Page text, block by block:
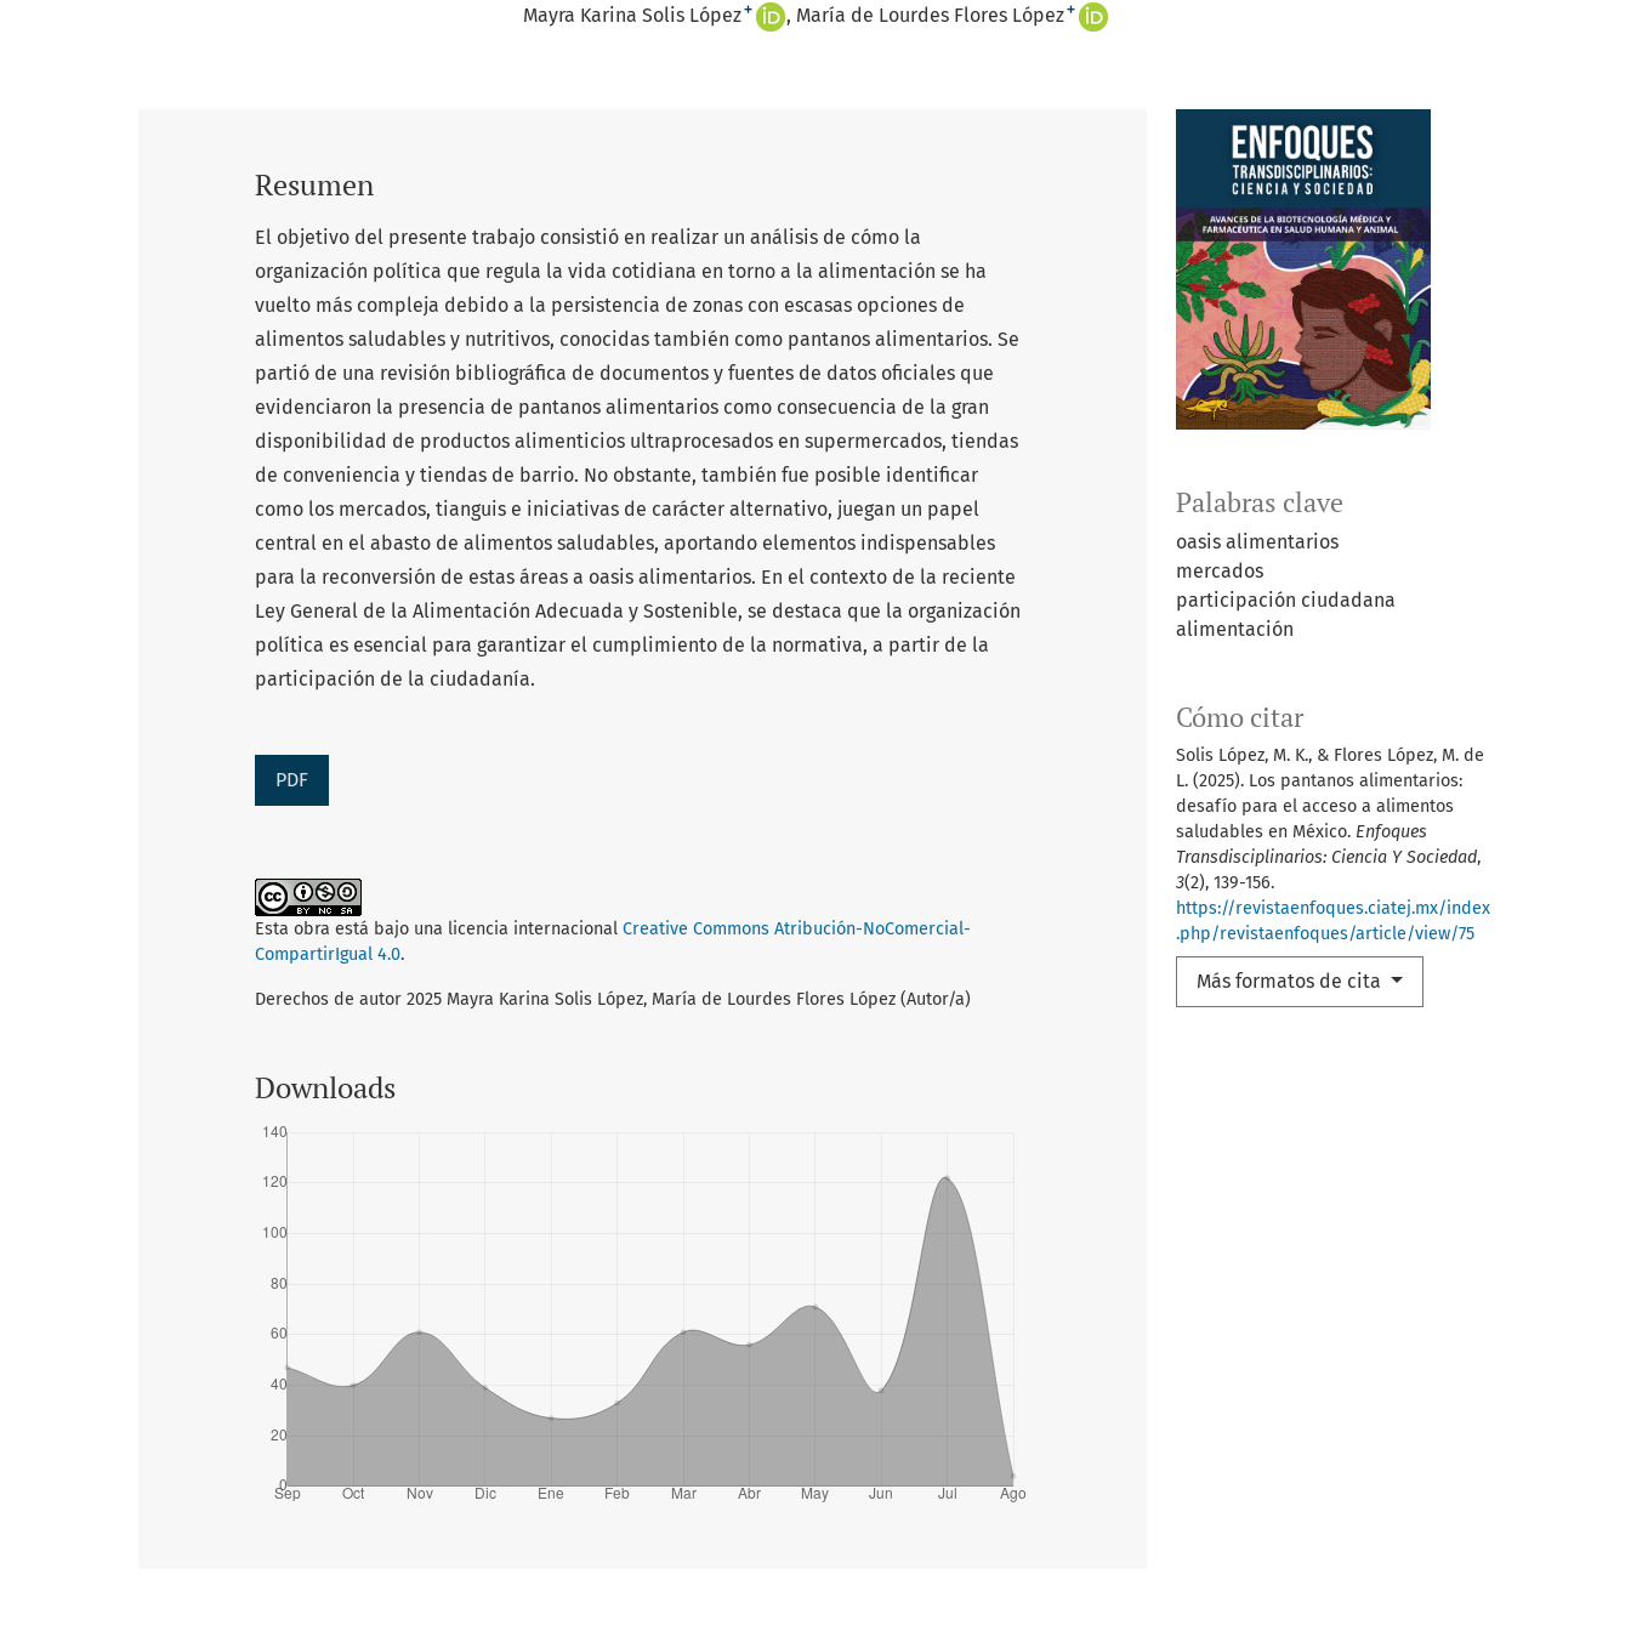
Mayra Karina Solis López+ María de Lourdes Flores López+
Palabras clave
oasis alimentarios
mercados
participación ciudadana
alimentación
Cómo citar
Solis López, M. K., & Flores López, M. de
L. (2025). Los pantanos alimentarios:
desafío para el acceso a alimentos
saludables en México. Enfoques
Transdisciplinarios: Ciencia Y Sociedad,
3(2), 139-156.
https://revistaenfoques.ciatej.mx/index
.php/revistaenfoques/article/view/75
Más formatos de cita
Resumen
El objetivo del presente trabajo consistió en realizar un análisis de cómo la
organización política que regula la vida cotidiana en torno a la alimentación se ha
vuelto más compleja debido a la persistencia de zonas con escasas opciones de
alimentos saludables y nutritivos, conocidas también como pantanos alimentarios. Se
partió de una revisión bibliográfica de documentos y fuentes de datos oficiales que
evidenciaron la presencia de pantanos alimentarios como consecuencia de la gran
disponibilidad de productos alimenticios ultraprocesados en supermercados, tiendas
de conveniencia y tiendas de barrio. No obstante, también fue posible identificar
como los mercados, tianguis e iniciativas de carácter alternativo, juegan un papel
central en el abasto de alimentos saludables, aportando elementos indispensables
para la reconversión de estas áreas a oasis alimentarios. En el contexto de la reciente
Ley General de la Alimentación Adecuada y Sostenible, se destaca que la organización
política es esencial para garantizar el cumplimiento de la normativa, a partir de la
participación de la ciudadanía.
PDF
Esta obra está bajo una licencia internacional Creative Commons Atribución-NoComercial-
CompartirIgual 4.0.
Derechos de autor 2025 Mayra Karina Solis López, María de Lourdes Flores López (Autor/a)
Downloads